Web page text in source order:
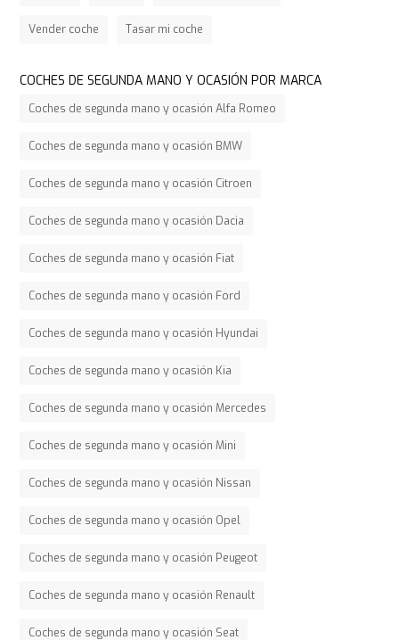
Vender coche Tasar mi coche
COCHES DE SEGUNDA MANO Y OCASIÓN POR MARCA
Coches de segunda mano y ocasión Alfa Romeo
Coches de segunda mano y ocasión BMW
Coches de segunda mano y ocasión Citroen
Coches de segunda mano y ocasión Dacia
Coches de segunda mano y ocasión Fiat
Coches de segunda mano y ocasión Ford
Coches de segunda mano y ocasión Hyundai
Coches de segunda mano y ocasión Kia
Coches de segunda mano y ocasión Mercedes
Coches de segunda mano y ocasión Mini
Coches de segunda mano y ocasión Nissan
Coches de segunda mano y ocasión Opel
Coches de segunda mano y ocasión Peugeot
Coches de segunda mano y ocasión Renault
Coches de segunda mano y ocasión Seat